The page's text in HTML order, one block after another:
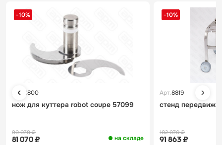
-10%
Арт. 8800
нож для куттера robot coupe 57099
на складе
81 070 ₽
90 078 ₽
-10%
Арт.8819
стенд
91 863 ₽
102 070 ₽